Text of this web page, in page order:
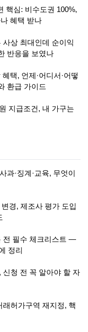
핵심: 비수도권 100%,
혜택 받나
상 최대인데 순이익
반응을 보였나
택, 언제·어디서·어떻
환급 가이드
지급조건, 내 가구는
과·징계·교육, 무엇이
경, 제조사 평가 도입
전 필수 체크리스트 —
정리
신청 전 꼭 알아야 할 자
허가구역 재지정, 핵